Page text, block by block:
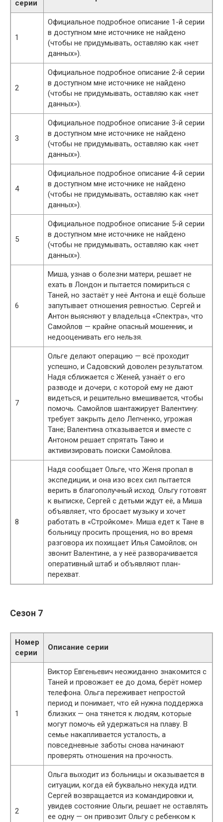
серии
1
Официальное подробное описание 1-й серии
в доступном мне источнике не найдено
(чтобы не придумывать, оставляю как «нет
данных»).
2
Официальное подробное описание 2-й серии
в доступном мне источнике не найдено
(чтобы не придумывать, оставляю как «нет
данных»).
3
Официальное подробное описание 3-й серии
в доступном мне источнике не найдено
(чтобы не придумывать, оставляю как «нет
данных»).
4
Официальное подробное описание 4-й серии
в доступном мне источнике не найдено
(чтобы не придумывать, оставляю как «нет
данных»).
5
Официальное подробное описание 5-й серии
в доступном мне источнике не найдено
(чтобы не придумывать, оставляю как «нет
данных»).
6
Миша, узнав о болезни матери, решает не
ехать в Лондон и пытается помириться с
Таней, но застаёт у неё Антона и ещё больше
запутывает отношения ревностью. Сергей и
Антон выясняют у владельца «Спектра», что
Самойлов — крайне опасный мошенник, и
недооценивать его нельзя.
7
Ольге делают операцию — всё проходит
успешно, и Садовский доволен результатом.
Надя сближается с Женей, узнаёт о его
разводе и дочери, с которой ему не дают
видеться, и решительно вмешивается, чтобы
помочь. Самойлов шантажирует Валентину:
требует закрыть дело Лепченко, угрожая
Тане; Валентина отказывается и вместе с
Антоном решает спрятать Таню и
активизировать поиски Самойлова.
8
Надя сообщает Ольге, что Женя пропал в
экспедиции, и она изо всех сил пытается
верить в благополучный исход. Ольгу готовят
к выписке, Сергей с детьми ждут её, а Миша
объявляет, что бросает музыку и хочет
работать в «Стройкоме». Миша едет к Тане в
больницу просить прощения, но во время
разговора их похищает Илья Самойлов; он
звонит Валентине, а у неё разворачивается
оперативный штаб и объявляют план-
перехват.
Сезон 7
Номер
серии
Описание серии
1
Виктор Евгеньевич неожиданно знакомится с
Таней и провожает ее до дома, берёт номер
телефона. Ольга переживает непростой
период и понимает, что ей нужна поддержка
близких — она тянется к людям, которые
могут помочь ей удержаться на плаву. В
семье накапливается усталость, а
повседневные заботы снова начинают
проверять отношения на прочность.
2
Ольга выходит из больницы и оказывается в
ситуации, когда ей буквально некуда идти.
Сергей возвращается из командировки и,
увидев состояние Ольги, решает не оставлять
ее одну — он привозит Ольгу с ребенком к